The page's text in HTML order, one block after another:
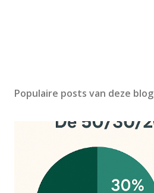
Populaire posts van deze blog